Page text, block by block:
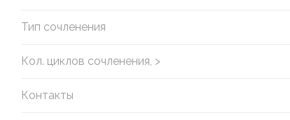
Тип сочленения
Кол. циклов сочленения, >
Контакты